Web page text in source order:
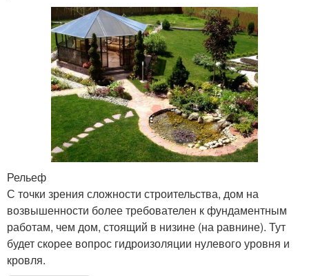
Рельеф
С точки зрения сложности строительства, дом на
возвышенности более требователен к фундаментным
работам, чем дом, стоящий в низине (на равнине). Тут
будет скорее вопрос гидроизоляции нулевого уровня и
кровля.